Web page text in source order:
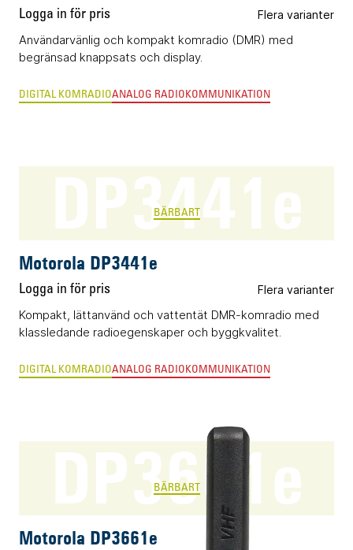
Logga in för pris Flera varianter
Användarvänlig och kompakt komradio (DMR) med
begränsad knappsats och display.
DIGITAL KOMRADIOANALOG RADIOKOMMUNIKATION
DP3441e
BÄRBART
Motorola DP3441e
Logga in för pris Flera varianter
Kompakt, lättanvänd och vattentät DMR-komradio med
klassledande radioegenskaper och byggkvalitet.
DIGITAL KOMRADIOANALOG RADIOKOMMUNIKATION
DP3661e
BÄRBART
Motorola DP3661e